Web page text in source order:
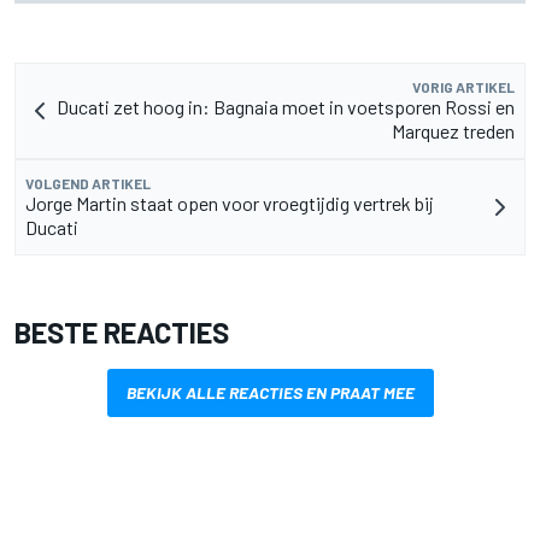
VORIG ARTIKEL
Ducati zet hoog in: Bagnaia moet in voetsporen Rossi en
Marquez treden
VOLGEND ARTIKEL
Jorge Martin staat open voor vroegtijdig vertrek bij
Ducati
BESTE REACTIES
BEKIJK ALLE REACTIES EN PRAAT MEE